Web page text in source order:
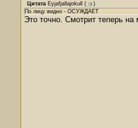
Цитата Eyjafjallajokull (
)
По лицу видно - ОСУЖДАЕТ
Это точно. Смотрит теперь на